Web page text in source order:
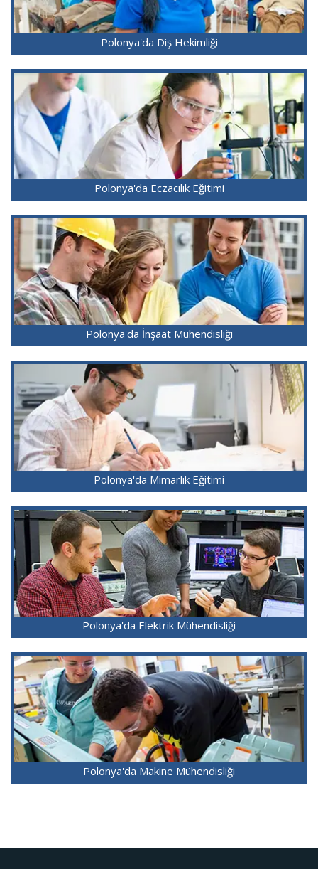
Polonya'da Diş Hekimliği
Polonya'da Eczacılık Eğitimi
Polonya'da İnşaat Mühendisliği
Polonya'da Mimarlık Eğitimi
Polonya'da Elektrik Mühendisliği
Polonya'da Makine Mühendisliği